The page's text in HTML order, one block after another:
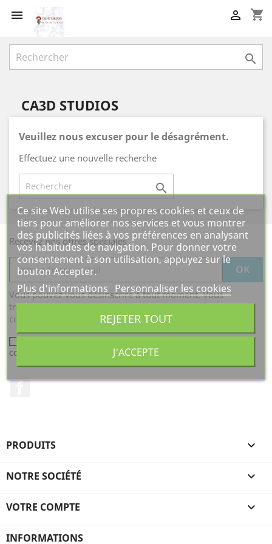
 shopping_cart


CA3D STUDIOS
Veuillez nous excuser pour le désagrément.
Effectuez une nouvelle recherche

Recevez nos offres spéciales
Vous pouvez vous désinscrire à tout moment. Vous
trouverez pour cela nos informations de contact dans les
conditions d'utilisation du site.
J'accepte les conditions générales et la politique de
confidentialité
Facebook
PRODUITS 
NOTRE SOCIÉTÉ 
VOTRE COMPTE 
INFORMATIONS
Ce site Web utilise ses propres cookies et ceux de
tiers pour améliorer nos services et vous montrer
des publicités liées à vos préférences en analysant
vos habitudes de navigation. Pour donner votre
consentement à son utilisation, appuyez sur le
bouton Accepter.
Plus d'informations Personnaliser les cookies
REJETER TOUT
J'ACCEPTE